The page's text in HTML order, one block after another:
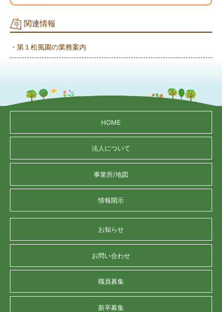
関連情報
・第１松風園の業務案内
HOME
法人について
事業所/地図
情報開示
お知らせ
お問い合わせ
職員募集
新卒募集